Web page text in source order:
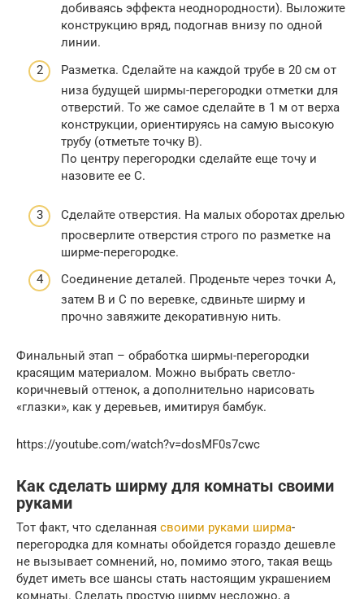
добиваясь эффекта неоднородности). Выложите
конструкцию вряд, подогнав внизу по одной
линии.
Разметка. Сделайте на каждой трубе в 20 см от
низа будущей ширмы-перегородки отметки для
отверстий. То же самое сделайте в 1 м от верха
конструкции, ориентируясь на самую высокую
трубу (отметьте точку В).
По центру перегородки сделайте еще точу и
назовите ее С.
Сделайте отверстия. На малых оборотах дрелью
просверлите отверстия строго по разметке на
ширме-перегородке.
Соединение деталей. Проденьте через точки A,
затем В и С по веревке, сдвиньте ширму и
прочно завяжите декоративную нить.
Финальный этап – обработка ширмы-перегородки
красящим материалом. Можно выбрать светло-
коричневый оттенок, а дополнительно нарисовать
«глазки», как у деревьев, имитируя бамбук.
https://youtube.com/watch?v=dosMF0s7cwc
Как сделать ширму для комнаты своими
руками
Тот факт, что сделанная своими руками ширма-
перегородка для комнаты обойдется гораздо дешевле
не вызывает сомнений, но, помимо этого, такая вещь
будет иметь все шансы стать настоящим украшением
комнаты. Сделать простую ширму несложно, а